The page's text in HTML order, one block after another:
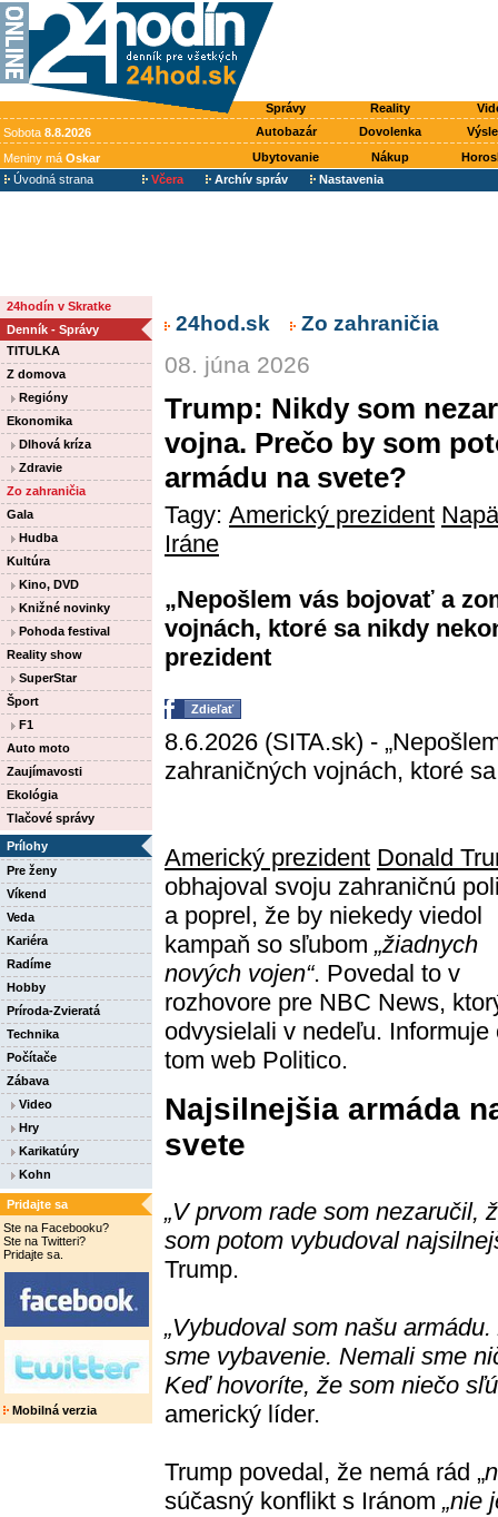
Správy Reality
Sobota 8.8.2026 Autobazár Dovolenka
Meniny má Oskar Ubytovanie Nákup
Úvodná strana
Včera Archív správ Nastavenia
24hodín v Skratke
Denník - Správy
TITULKA
Z domova
Regióny
Ekonomika
Dlhová kríza
Zdravie
Zo zahraničia
Gala
Hudba
Kultúra
Kino, DVD
Knižné novinky
Pohoda festival
Reality show
SuperStar
Šport
F1
Auto moto
Zaujímavosti
Ekológia
Tlačové správy
Prílohy
Pre ženy
Víkend
Veda
Kariéra
Radíme
Hobby
Príroda-Zvieratá
Technika
Počítače
Zábava
Video
Hry
Karikatúry
Kohn
Pridajte sa
Ste na Facebooku?
Ste na Twitteri?
Pridajte sa.
Mobilná verzia
24hod.sk Zo zahraničia
08. júna 2026
Trump: Nikdy som
vojna. Prečo by som
armádu na svete?
Tagy: Americký prezident
Iráne
„Nepošlem vás bojovať a
vojnách, ktoré sa nikdy
prezident
Zdieľať
8.6.2026 (SITA.sk) -
zahraničných vojnách, ktoré
Americký prezident Donald
obhajoval svoju zahraničnú
a poprel, že by niekedy viedol
kampaň so sľubom „žiadnych
nových vojen“. Povedal to v
rozhovore pre NBC News,
odvysielali v nedeľu. Informuje
tom web Politico.
Najsilnejšia armáda
svete
„V prvom rade som nezaručil,
som potom vybudoval
Trump.
„Vybudoval som našu
sme vybavenie. Nemali sme
Keď hovoríte, že som niečo
americký líder.
Trump povedal, že nemá rád „
súčasný konflikt s Iránom „nie